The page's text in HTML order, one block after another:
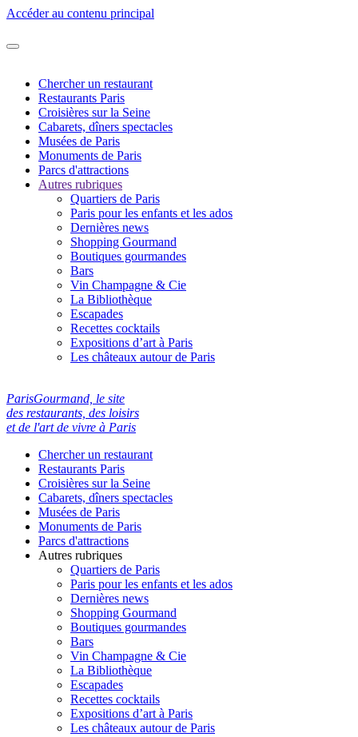
Accéder au contenu principal
Chercher un restaurant
Restaurants Paris
Croisières sur la Seine
Cabarets, dîners spectacles
Musées de Paris
Monuments de Paris
Parcs d'attractions
Autres rubriques
Quartiers de Paris
Paris pour les enfants et les ados
Dernières news
Shopping Gourmand
Boutiques gourmandes
Bars
Vin Champagne & Cie
La Bibliothèque
Escapades
Recettes cocktails
Expositions d’art à Paris
Les châteaux autour de Paris
ParisGourmand, le site
des restaurants, des loisirs
et de l'art de vivre à Paris
Chercher un restaurant
Restaurants Paris
Croisières sur la Seine
Cabarets, dîners spectacles
Musées de Paris
Monuments de Paris
Parcs d'attractions
Autres rubriques
Quartiers de Paris
Paris pour les enfants et les ados
Dernières news
Shopping Gourmand
Boutiques gourmandes
Bars
Vin Champagne & Cie
La Bibliothèque
Escapades
Recettes cocktails
Expositions d’art à Paris
Les châteaux autour de Paris